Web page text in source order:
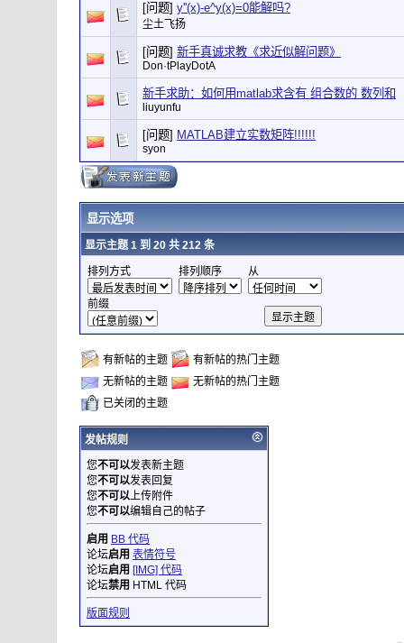
[问题] y''(x)-e^y(x)=0能解吗?
尘土飞扬
[问题] 新手真诚求教《求近似解问题》
Don·tPlayDotA
新手求助：如何用matlab求含有 组合数的 数列和
liuyunfu
[问题] MATLAB建立实数矩阵!!!!!!
syon
显示选项
显示主题 1 到 20 共 212 条
排列方式 排列顺序 从
前缀
有新帖的主题
有新帖的热门主题
无新帖的主题
无新帖的热门主题
已关闭的主题
发帖规则
您不可以发表新主题
您不可以发表回复
您不可以上传附件
您不可以编辑自己的帖子
启用 BB 代码
论坛启用 表情符号
论坛启用 [IMG] 代码
论坛禁用 HTML 代码
版面规则